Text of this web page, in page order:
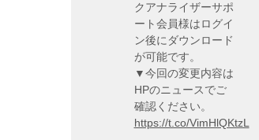
クアナライザーサポ
ート会員様はログイ
ン後にダウンロード
が可能です。
▼今回の変更内容は
HPのニュースでご
確認ください。
https://t.co/VimHlQKtzL